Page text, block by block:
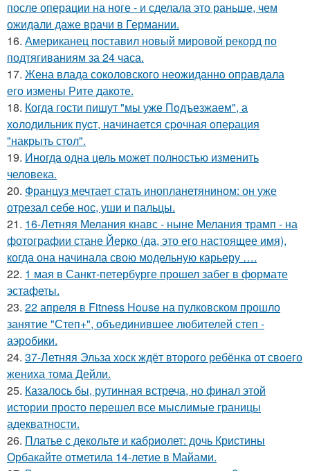
после операции на ноге - и сделала это раньше, чем
ожидали даже врачи в Германии.
16. Американец поставил новый мировой рекорд по
подтягиваниям за 24 часа.
17. Жена влада соколовского неожиданно оправдала
его измены Рите дакоте.
18. Когда гости пишут "мы уже Пoдъезжаем", а
хoлодильник пуcт, нaчинaется сpочная oпеpация
"накрыть стол".
19. Иногда одна цель может полностью изменить
человека.
20. Француз мечтает стать инопланетянином: он уже
отрезал себе нос, уши и пальцы.
21. 16-Летняя Мелания кнавс - ныне Мелания трамп - на
фотографии стане Йерко (да, это его настоящее имя),
когда она начинала свою модельную карьеру ….
22. 1 мая в Санкт-петербурге прошел забег в формате
эстафеты.
23. 22 апреля в Fitness House на пулковском прошло
занятие "Степ+", объединившее любителей степ -
аэробики.
24. 37-Летняя Эльза хоск ждёт второго ребёнка от своего
жениха тома Дейли.
25. Казалось бы, рутинная встреча, но финал этой
истории просто перешел все мыслимые границы
адекватности.
26. Платье с декольте и кабриолет: дочь Кристины
Орбакайте отметила 14-летие в Майами.